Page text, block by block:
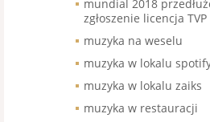
mundial 2018
zgłoszenie licencja TVP
muzyka na weselu
muzyka w lokalu
muzyka w lokalu zaiks
muzyka w restauracji